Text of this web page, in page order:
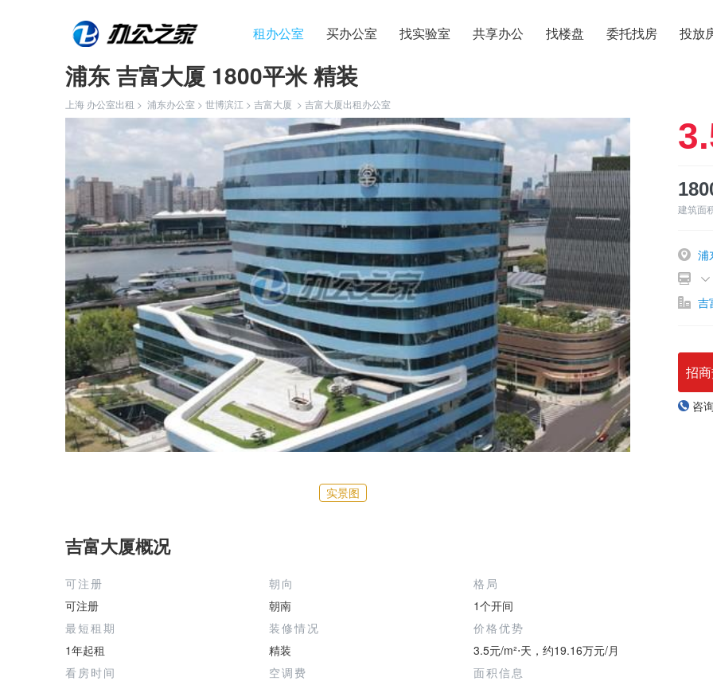
租办公室 买办公室 找实验室 共享办公 找楼盘 委托找房 投放
浦东 吉富大厦 1800平米 精装
上海 办公室出租 > 浦东办公室 > 世博滨江 > 吉富大厦 > 吉富大厦出租办公室
实景图
建筑面
浦
吉
招
咨
吉富大厦概况
可注册
可注册
朝向
朝南
格局
1个开间
最短租期
1年起租
装修情况
精装
价格优势
3.5元/m²⋅天，约19.16万元/月
看房时间
空调费
面积信息